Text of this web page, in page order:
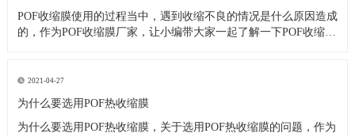
POF收缩膜使用的过程当中，遇到收缩不良的情况是什么原因造成
的，作为POF收缩膜厂家，让小编带大家一起了解一下POF收缩膜
面会出现褶皱。一般POF收缩膜大致可使用150度左右的温度
2021-04-27
为什么要选用POF热收缩膜
为什么要选用POF热收缩膜，关于选用POF热收缩膜的问题，作为